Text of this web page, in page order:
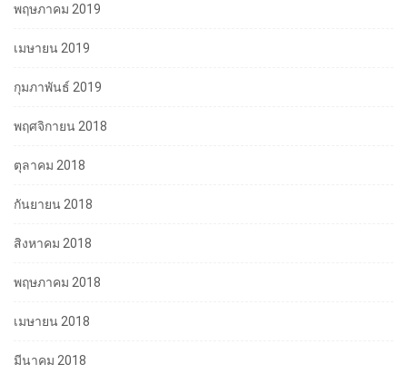
พฤษภาคม 2019
เมษายน 2019
กุมภาพันธ์ 2019
พฤศจิกายน 2018
ตุลาคม 2018
กันยายน 2018
สิงหาคม 2018
พฤษภาคม 2018
เมษายน 2018
มีนาคม 2018